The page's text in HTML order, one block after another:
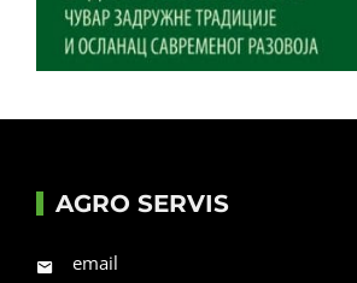
AGRO SERVIS
email